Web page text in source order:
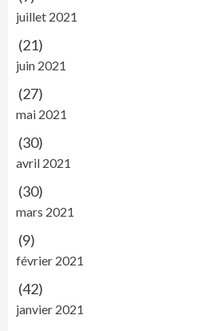
juillet 2021
(21)
juin 2021
(27)
mai 2021
(30)
avril 2021
(30)
mars 2021
(9)
février 2021
(42)
janvier 2021